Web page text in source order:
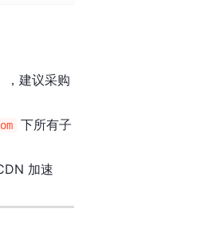
，建议采购
下所有子
加速